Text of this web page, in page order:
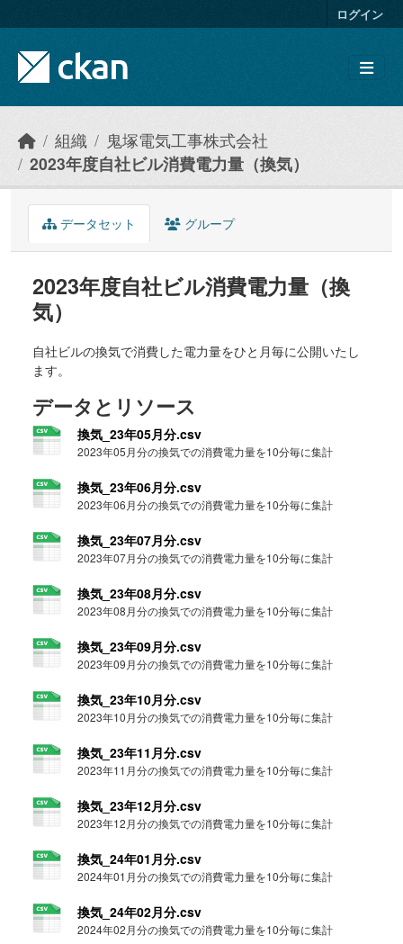
ログイン
組織
鬼塚電気工事株式会社
2023年度自社ビル消費電力量（換気）
データセット グループ
2023年度自社ビル消費電力量（換
気）
自社ビルの換気で消費した電力量をひと月毎に公開いたし
ます。
データとリソース
換気_23年05月分.csv
2023年05月分の換気での消費電力量を10分毎に集計
換気_23年06月分.csv
2023年06月分の換気での消費電力量を10分毎に集計
換気_23年07月分.csv
2023年07月分の換気での消費電力量を10分毎に集計
換気_23年08月分.csv
2023年08月分の換気での消費電力量を10分毎に集計
換気_23年09月分.csv
2023年09月分の換気での消費電力量を10分毎に集計
換気_23年10月分.csv
2023年10月分の換気での消費電力量を10分毎に集計
換気_23年11月分.csv
2023年11月分の換気での消費電力量を10分毎に集計
換気_23年12月分.csv
2023年12月分の換気での消費電力量を10分毎に集計
換気_24年01月分.csv
2024年01月分の換気での消費電力量を10分毎に集計
換気_24年02月分.csv
2024年02月分の換気での消費電力量を10分毎に集計